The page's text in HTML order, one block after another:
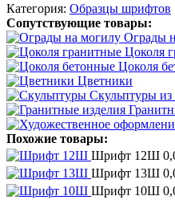
Категория: Образцы шрифтов
Сопутствующие товары:
Ограды
Цоколя
Цоколя
Цветники
Скульптуры из
Похожие товары:
Шрифт 12Ш
Шрифт 13Ш
Шрифт 10Ш